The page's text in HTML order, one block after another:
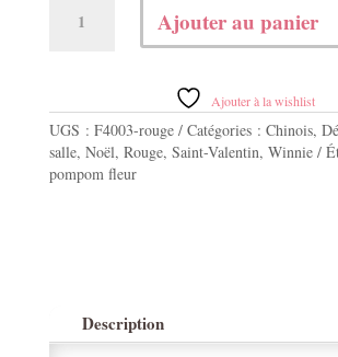
Ajouter au panier
Ajouter à la wishlist
UGS : F4003-rouge Catégories : Chinois,
salle, Noël, Rouge, Saint-Valentin, Winnie
pompom fleur
Description